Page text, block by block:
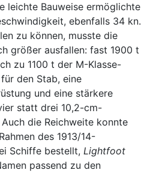
leichte Bauweise ermöglichte
ebenfalls 34 kn.
zu können, musste die
größer ausfallen: fast 1900 t
zu 1100 t der M-Klasse-
den Stab, eine
und eine stärkere
statt drei 10,2-cm-
die Reichweite konnte
des 1913/14-
Schiffe bestellt, Lightfoot
passend zu den